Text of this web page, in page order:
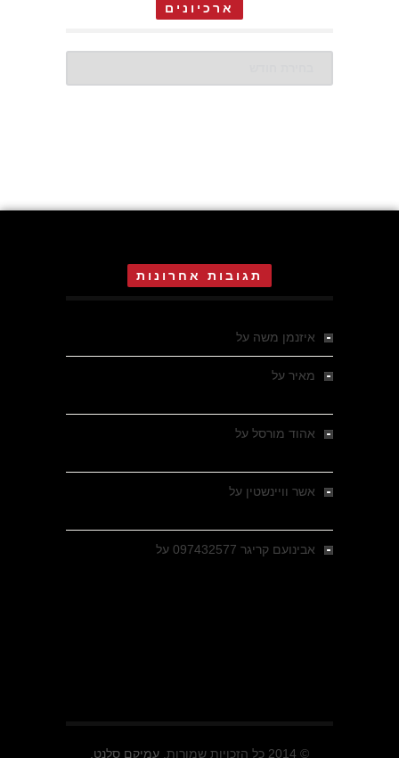
ארכיונים
תגובות אחרונות
איזנמן משה על
מאיר על
אהוד מורסל על
אשר וויינשטין על
אבינועם קריגר 097432577 על
© 2014 כל הזכויות שמורות. עמיקם סלנט.